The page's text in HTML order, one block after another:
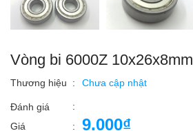
Vòng bi 6000Z 10x26x8mm
Thương hiệu : Chưa cập nhật
Đánh giá
:
Giá
: 9.000₫